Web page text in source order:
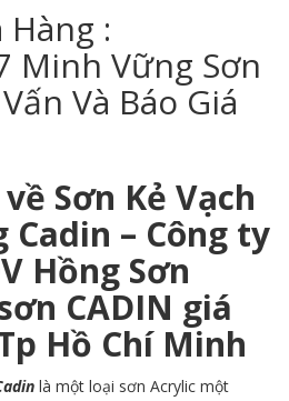
:
Minh Vững Sơn
Và Báo Giá
Sơn Kẻ Vạch
Cadin – Công ty
Hồng Sơn
CADIN giá
Hồ Chí Minh
là một loại sơn Acrylic một